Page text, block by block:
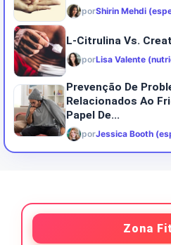
porShirin Mehdi
L-Citrulina Vs.
porLisa Valente
Prevenção De
Relacionados Ao
Papel De...
porJessica Booth
Zona